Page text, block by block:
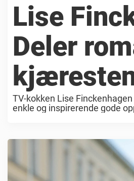
Lise
Deler
TV-kokken Lise
enkle og inspirerende gode